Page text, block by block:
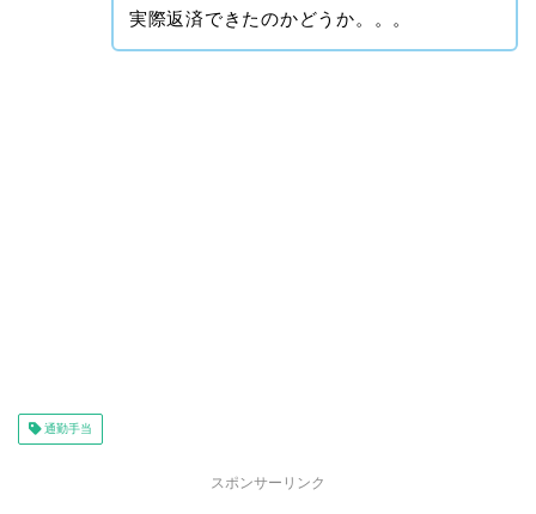
実際返済できたのかどうか。。。
通勤手当
スポンサーリンク